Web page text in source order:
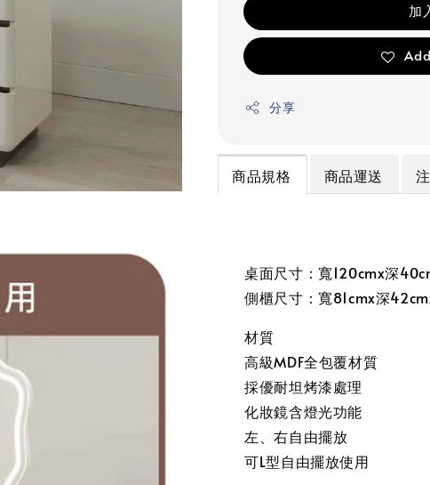
加
分享
商品規格 商品運送
桌面尺寸：寬120cmx深
側櫃尺寸：寬81cmx深
材質
高級MDF全包覆材質
採優耐坦烤漆處理
化妝鏡含燈光功能
左、右自由擺放
可L型自由擺放使用